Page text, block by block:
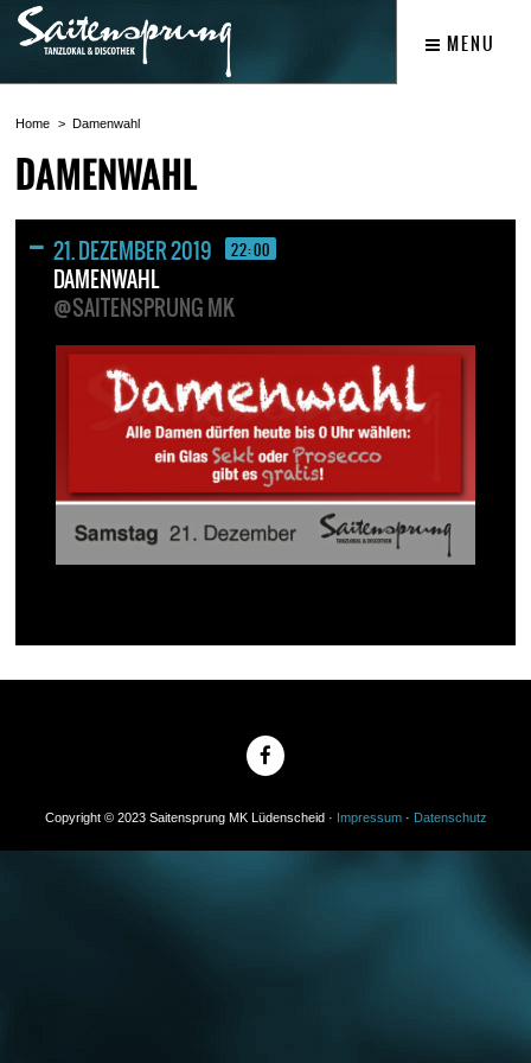
MENU
Home Damenwahl
DAMENWAHL
21. DEZEMBER 2019 22:00
DAMENWAHL
@SAITENSPRUNG MK
Copyright © 2023 Saitensprung MK Lüdenscheid · Impressum· Datenschutz